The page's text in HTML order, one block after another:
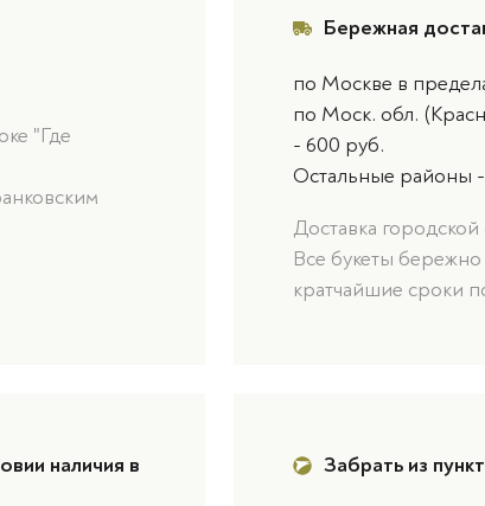
"Где
Бережная
по Москве в
по Моск. обл.
- 600 руб.
Остальные районы
Доставка
Все букеты
кратчайшие сроки
наличия в
Забрать из